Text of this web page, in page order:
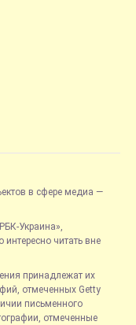
в сфере медиа —
Украина»,
читать вне
принадлежат их
отмеченных Getty
письменного
отмеченные